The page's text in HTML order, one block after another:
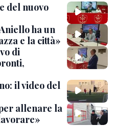
del nuovo
ha un
e la città»
di
il video del
allenare la